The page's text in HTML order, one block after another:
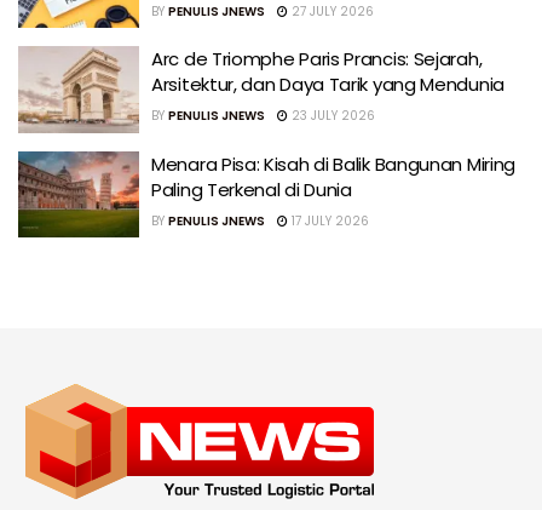
BY PENULIS JNEWS 27 JULY 2026
Arc de Triomphe Paris Prancis: Sejarah,
Arsitektur, dan Daya Tarik yang Mendunia
BY PENULIS JNEWS 23 JULY 2026
Menara Pisa: Kisah di Balik Bangunan Miring
Paling Terkenal di Dunia
BY PENULIS JNEWS 17 JULY 2026